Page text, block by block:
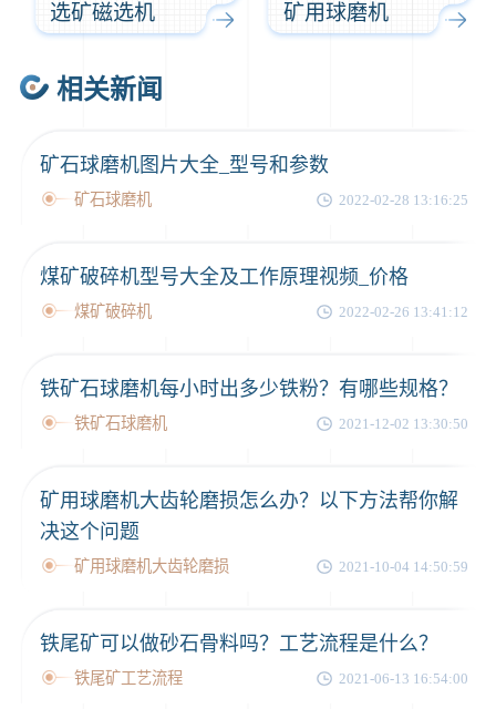
选矿磁选机 矿用球磨机
相关新闻
矿石球磨机图片大全_型号和参数
矿石球磨机 2022-02-28 13:16:25
煤矿破碎机型号大全及工作原理视频_价格
煤矿破碎机 2022-02-26 13:41:12
铁矿石球磨机每小时出多少铁粉？有哪些规格？
铁矿石球磨机 2021-12-02 13:30:50
矿用球磨机大齿轮磨损怎么办？以下方法帮你解
决这个问题
矿用球磨机大齿轮磨损 2021-10-04 14:50:59
铁尾矿可以做砂石骨料吗？工艺流程是什么？
铁尾矿工艺流程 2021-06-13 16:54:00